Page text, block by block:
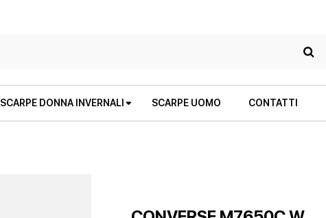
SCARPE DONNA INVERNALI SCARPE UOMO CONTATTI